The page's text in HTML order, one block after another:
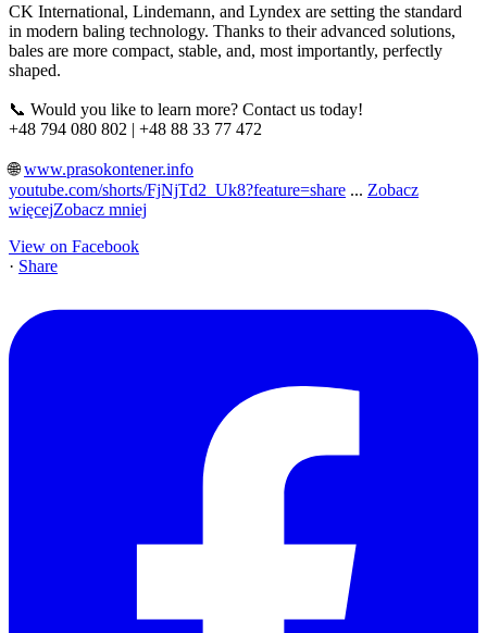
CK International, Lindemann, and Lyndex are setting the standard
in modern baling technology. Thanks to their advanced solutions,
bales are more compact, stable, and, most importantly, perfectly
shaped.
📞 Would you like to learn more? Contact us today!
+48 794 080 802 | +48 88 33 77 472
🌐www.prasokontener.info
youtube.com/shorts/FjNjTd2_Uk8?feature=share ... Zobacz
więcejZobacz mniej
View on Facebook
· Share